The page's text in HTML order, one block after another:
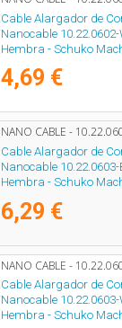
Cable Alargador de
Nanocable
Hembra - Schuko
4,69 €
NANO CABLE -
Cable Alargador de
Nanocable
Hembra - Schuko
6,29 €
NANO CABLE -
Cable Alargador de
Nanocable
Hembra - Schuko